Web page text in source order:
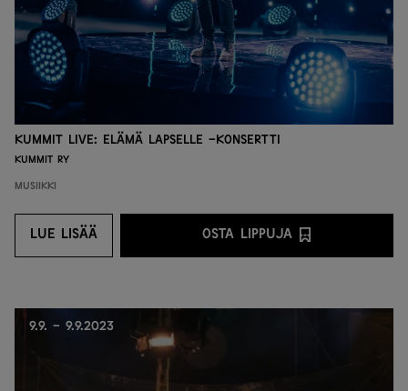
Kummit live: Elämä lapselle -konsertti
Kummit ry
Musiikki
LUE LISÄÄ
LUE LISÄÄ OSTA LIPPUJA
OSTA LIPPUJA
9.9. - 9.9.2023